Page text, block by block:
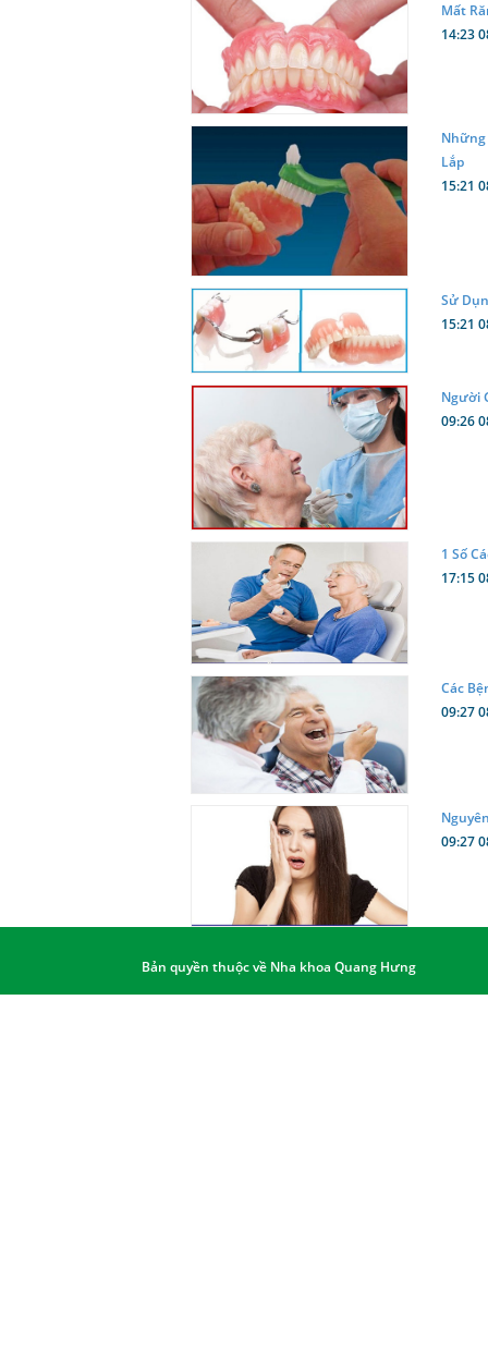
Mất
14:23
Những
Lắp
15:21
Sử
15:21
Người
09:26
1 Số
17:15
Các
09:27
09:27
Bản quyền thuộc về Nha khoa Quang Hưng